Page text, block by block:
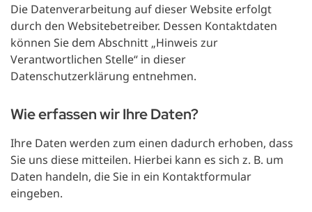
Die Datenverarbeitung auf dieser Website erfolgt
durch den Websitebetreiber. Dessen Kontaktdaten
können Sie dem Abschnitt „Hinweis zur
Verantwortlichen Stelle“ in dieser
Datenschutzerklärung entnehmen.
Wie erfassen wir Ihre Daten?
Ihre Daten werden zum einen dadurch erhoben, dass
Sie uns diese mitteilen. Hierbei kann es sich z. B. um
Daten handeln, die Sie in ein Kontaktformular
eingeben.